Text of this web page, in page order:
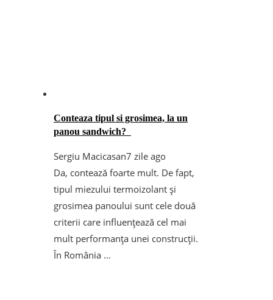
Conteaza tipul si grosimea, la un
panou sandwich?
Sergiu Macicasan7 zile ago
Da, contează foarte mult. De fapt,
tipul miezului termoizolant și
grosimea panoului sunt cele două
criterii care influențează cel mai
mult performanța unei construcții.
În România ...